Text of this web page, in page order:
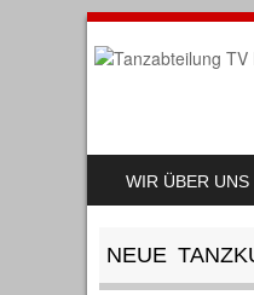
MENU
SKIP TO CONTENT
WIR ÜBER UNS
NEUE